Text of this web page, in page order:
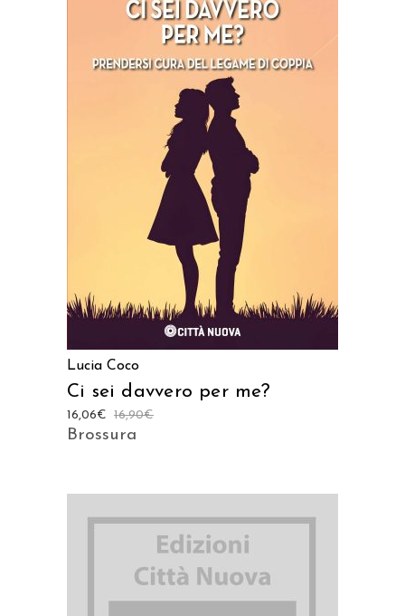
AGGIUNGI AL CARRELLO
Lucia Coco
Ci sei davvero per me?
16,90€
16,06€
Brossura